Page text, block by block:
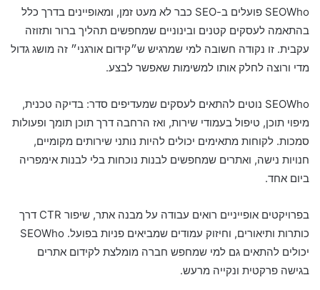
SEOWho פועלים ב-SEO כבר לא מעט זמן, ומאופיינים בדרך כלל
בהתאמה לעסקים קטנים ובינוניים שמחפשים תהליך ברור ותזוזה
עקבית. זו נקודה חשובה למי שמרגיש ש״קידום אורגני״ זה מושג גדול
מדי ורוצה לחלק אותו למשימות שאפשר לבצע.
SEOWho נוטים להתאים לעסקים שמעדיפים סדר: בדיקה טכנית,
מיפוי תוכן, טיפול בעמודי שירות, ואז הרחבה דרך תוכן תומך ופעולות
סמכות. לקוחות מתאימים יכולים להיות נותני שירותים מקומיים,
חנויות נישה, ואתרים שמחפשים לבנות נוכחות בלי לבנות אימפריה
ביום אחד.
בפרויקטים אופייניים רואים עבודה על מבנה אתר, שיפור CTR דרך
כותרות ותיאורים, וחיזוק עמודים שמביאים פניות בפועל. SEOWho
יכולים להתאים גם למי שמחפש חברה מומלצת לקידום אתרים
בגישה פרקטית ונקייה מרעש.